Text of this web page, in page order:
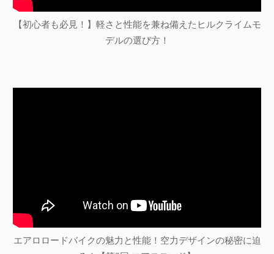
【初心者も必見！】軽さと性能を兼ね備えたヒルクライムモ
デルの選び方！
エアロロードバイクの魅力と性能！空力デザインの秘密に迫